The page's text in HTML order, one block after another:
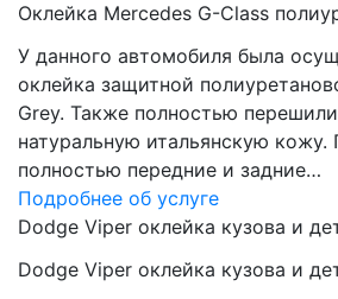
Оклейка Mercedes G-Class
У данного автомобиля была
оклейка защитной
Grey. Также полностью
натуральную итальянскую
полностью передние и задние…
Подробнее об услуге
Dodge Viper оклейка кузова и
Dodge Viper оклейка кузова и